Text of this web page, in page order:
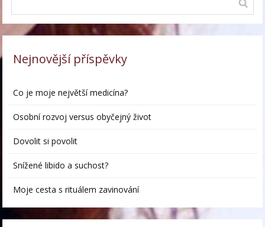
Nejnovější příspěvky
Co je moje největší medicína?
Osobní rozvoj versus obyčejný život
Dovolit si povolit
Snížené libido a suchost?
Moje cesta s rituálem zavinování